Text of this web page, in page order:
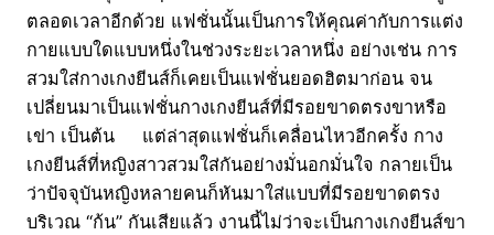
ตลอดเวลาอีกด้วย แฟชั่นนั้นเป็นการให้คุณค่ากับการแต่ง
กายแบบใดแบบหนึ่งในช่วงระยะเวลาหนึ่ง อย่างเช่น การ
สวมใส่กางเกงยีนส์ก็เคยเป็นแฟชั่นยอดฮิตมาก่อน จน
เปลี่ยนมาเป็นแฟชั่นกางเกงยีนส์ที่มีรอยขาดตรงขาหรือ
เข่า เป็นต้น แต่ล่าสุดแฟชั่นก็เคลื่อนไหวอีกครั้ง กาง
เกงยีนส์ที่หญิงสาวสวมใส่กันอย่างมั่นอกมั่นใจ กลายเป็น
ว่าปัจจุบันหญิงหลายคนก็หันมาใส่แบบที่มีรอยขาดตรง
บริเวณ “ก้น” กันเสียแล้ว งานนี้ไม่ว่าจะเป็นกางเกงยีนส์ขา